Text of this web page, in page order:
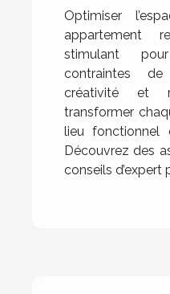
Optimiser
appartement
stimulant
contraintes
créativité et
transformer
lieu fonctionnel
Découvrez des
conseils d’expert